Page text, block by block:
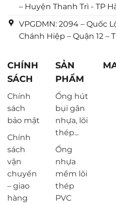
– Huyện Thanh Trì - TP
VPGDMN: 2094 – Quốc
Chánh Hiệp – Quận 12 –
CHÍNH
SÁCH
Chính
sách
bảo mật
Chính
sách
vận
chuyển
– giao
hàng
SẢN
PHẨM
Ống hút
bụi gân
nhựa, lõi
thép...
Ống
nhựa
mềm lõi
thép
PVC